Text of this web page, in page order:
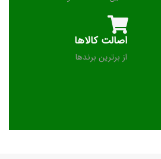
اصالت کالاها
از برترین برندها